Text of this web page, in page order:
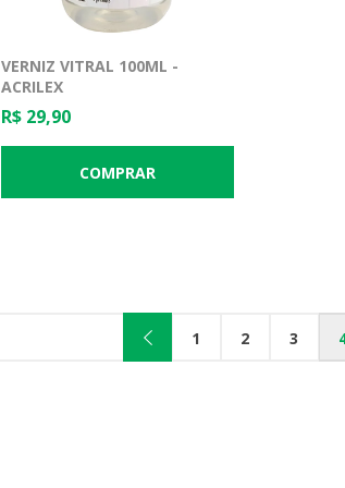
VERNIZ VITRAL 100ML -
ACRILEX
R$ 29,90
1 2 3